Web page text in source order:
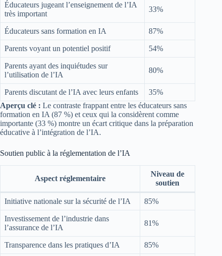
Éducateurs jugeant l’enseignement de l’IA
très important
33%
Éducateurs sans formation en IA 87%
Parents voyant un potentiel positif 54%
Parents ayant des inquiétudes sur
l’utilisation de l’IA
80%
Parents discutant de l’IA avec leurs enfants
35%
Aperçu clé : Le contraste frappant entre les éducateurs sans
formation en IA (87 %) et ceux qui la considèrent comme
importante (33 %) montre un écart critique dans la préparation
éducative à l’intégration de l’IA.
Soutien public à la réglementation de l’IA
Aspect réglementaire
Niveau de
soutien
Initiative nationale sur la sécurité de l’IA 85%
Investissement de l’industrie dans
l’assurance de l’IA
81%
Transparence dans les pratiques d’IA 85%